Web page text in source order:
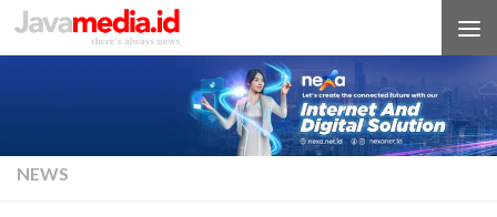
Skip to content
NEWS